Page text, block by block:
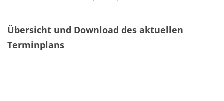
Übersicht und Download des aktuellen
Terminplans